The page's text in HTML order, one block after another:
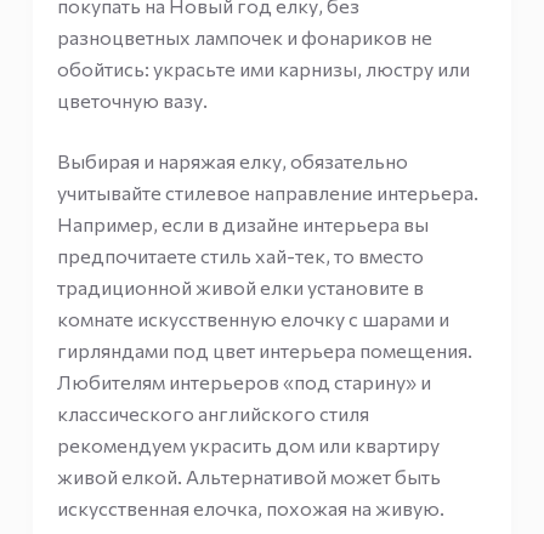
покупать на Новый год елку, без
разноцветных лампочек и фонариков не
обойтись: украсьте ими карнизы, люстру или
цветочную вазу.
Выбирая и наряжая елку, обязательно
учитывайте стилевое направление интерьера.
Например, если в дизайне интерьера вы
предпочитаете стиль хай-тек, то вместо
традиционной живой елки установите в
комнате искусственную елочку с шарами и
гирляндами под цвет интерьера помещения.
Любителям интерьеров «под старину» и
классического английского стиля
рекомендуем украсить дом или квартиру
живой елкой. Альтернативой может быть
искусственная елочка, похожая на живую.